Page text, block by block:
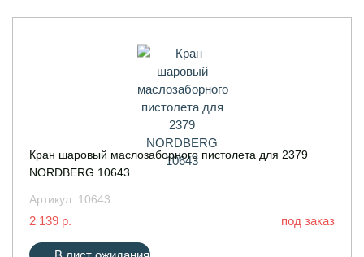
Кран шаровый маслозаборного пистолета для 2379
NORDBERG 10643
Артикул: 10643
2 139 р. под заказ